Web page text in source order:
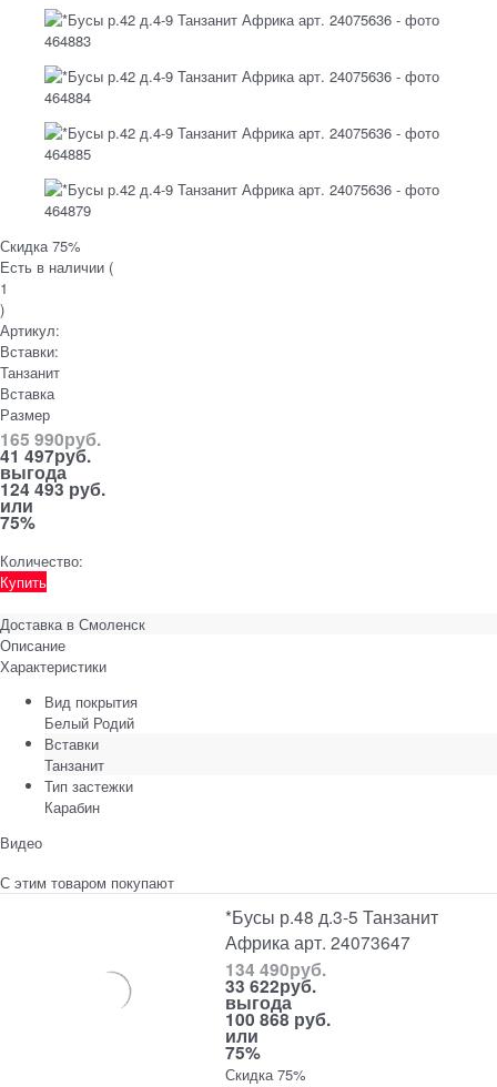
Скидка 75%
Есть в наличии (
1
)
Артикул:
Вставки:
Танзанит
Вставка
Размер
165 990руб.
41 497руб.
выгода
124 493 руб.
или
75%
Количество:
Купить
Доставка в Смоленск
Описание
Характеристики
Вид покрытия
Белый Родий
Вставки
Танзанит
Тип застежки
Карабин
Видео
С этим товаром покупают
*Бусы р.48 д.3-5 Танзанит
Африка арт. 24073647
134 490руб.
33 622руб.
выгода
100 868 руб.
или
75%
Скидка 75%